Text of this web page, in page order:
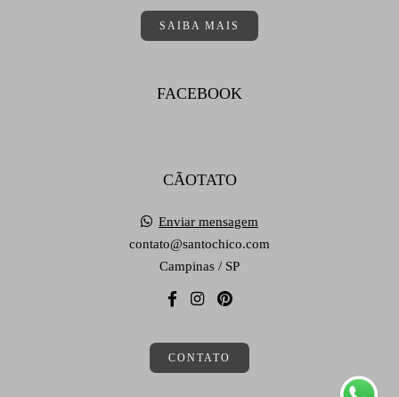
SAIBA MAIS
FACEBOOK
CÃOTATO
Enviar mensagem
contato@santochico.com
Campinas / SP
CONTATO